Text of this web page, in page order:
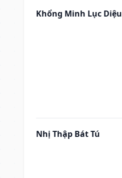
Khổng Minh Lục Diệu
Nhị Thập Bát Tú